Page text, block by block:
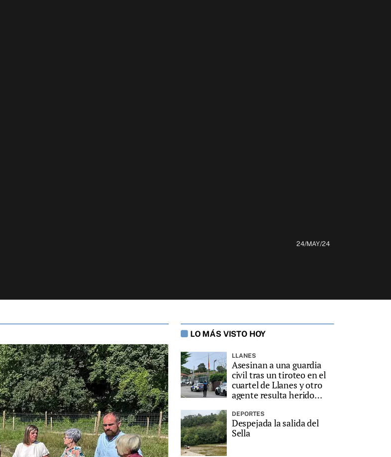
24/MAY/24
LO MÁS VISTO HOY
LLANES
Asesinan a una guardia
civil tras un tiroteo en el
cuartel de Llanes y otro
agente resulta herido
DEPORTES
Despejada la salida del
Sella